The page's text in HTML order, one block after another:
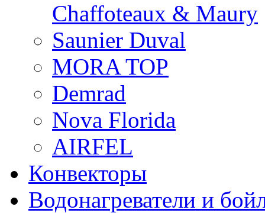
Chaffoteaux & Maury
Saunier Duval
MORA TOP
Demrad
Nova Florida
AIRFEL
Конвекторы
Водонагреватели и